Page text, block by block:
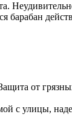
барабан
от
с улицы,